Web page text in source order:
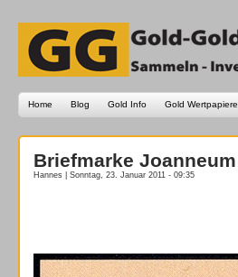
Home Blog Gold Info Gold Wertpapiere
Briefmarke Joanneum
Hannes | Sonntag, 23. Januar 2011 - 09:35